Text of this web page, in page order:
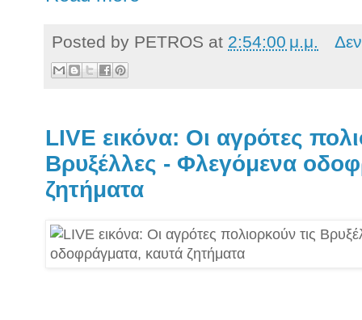
Posted by PETROS at 2:54:00 μ.μ.
LIVE εικόνα: Οι αγρότες
Βρυξέλλες - Φλεγόμενα
ζητήματα